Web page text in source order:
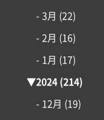
- 3月 (22)
- 2月 (16)
- 1月 (17)
▼2024(214)
- 12月 (19)